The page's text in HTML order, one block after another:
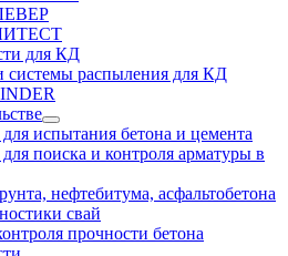
для КД
системы распыления для КД
испытания бетона и цемента
поиска и контроля арматуры в
нефтебитума, асфальтобетона
свай
прочности бетона